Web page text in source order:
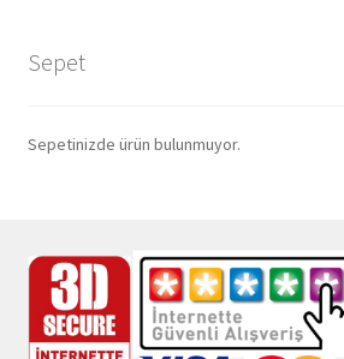
Sepet
Sepetinizde ürün bulunmuyor.